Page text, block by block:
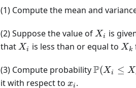
\geq
2)
(1) Compute the mean and
(2) Suppose the value of X_i
Xi is
that X_i
Xi is less than or equal to Xk
(3) Compute probabilityP(Xi ≤ X
it with respect to x_i
xi .